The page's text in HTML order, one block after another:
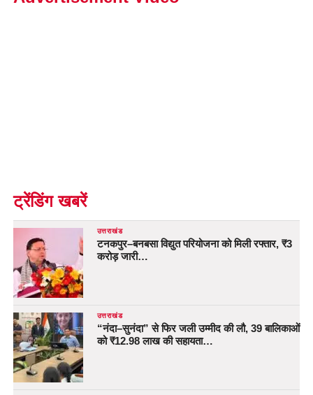
ट्रेंडिंग खबरें
उत्तराखंड
टनकपुर–बनबसा विद्युत परियोजना को मिली रफ्तार, ₹3
करोड़ जारी…
उत्तराखंड
“नंदा–सुनंदा” से फिर जली उम्मीद की लौ, 39 बालिकाओं
को ₹12.98 लाख की सहायता…